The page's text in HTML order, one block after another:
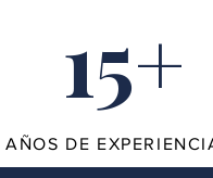
15+
AÑOS DE